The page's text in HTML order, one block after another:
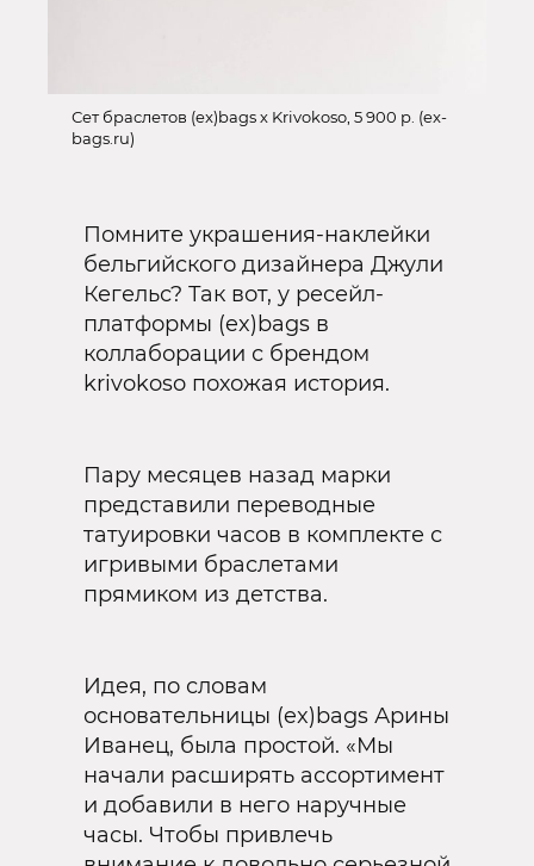
Сет браслетов (ex)bags х Krivokoso, 5 900 р. (ex-
bags.ru)
Помните украшения-наклейки
бельгийского дизайнера Джули
Кегельс? Так вот, у ресейл-
платформы (ex)bags в
коллаборации с брендом
krivokoso похожая история.
Пару месяцев назад марки
представили переводные
татуировки часов в комплекте с
игривыми браслетами
прямиком из детства.
Идея, по словам
основательницы (ex)bags Арины
Иванец, была простой. «Мы
начали расширять ассортимент
и добавили в него наручные
часы. Чтобы привлечь